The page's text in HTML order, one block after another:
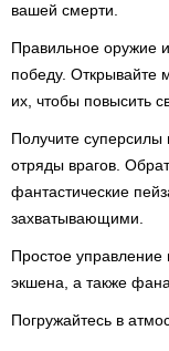
вашей смерти.
Правильное оружие
победу. Открывайте
их, чтобы повысить
Получите
отряды врагов.
фантастические
захватывающими.
Простое
экшена, а также
Погружайтесь в